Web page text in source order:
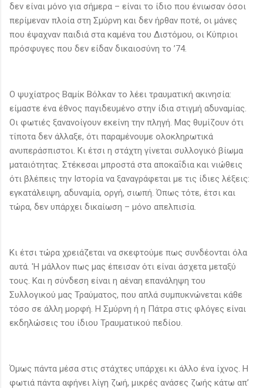
δεν είναι μόνο για σήμερα – είναι το ίδιο που ένιωσαν όσοι
περίμεναν πλοία στη Σμύρνη και δεν ήρθαν ποτέ, οι μάνες
που έψαχναν παιδιά στα καμένα του Διστόμου, οι Κύπριοι
πρόσφυγες που δεν είδαν δικαιοσύνη το ’74.
Ο ψυχίατρος Βαμίκ Βόλκαν το λέει τραυματική ακινησία:
είμαστε ένα έθνος παγιδευμένο στην ίδια στιγμή αδυναμίας.
Οι φωτιές ξανανοίγουν εκείνη την πληγή. Μας θυμίζουν ότι
τίποτα δεν άλλαξε, ότι παραμένουμε ολοκληρωτικά
ανυπεράσπιστοι. Κι έτσι η στάχτη γίνεται συλλογικό βίωμα
ματαιότητας. Στέκεσαι μπροστά στα αποκαΐδια και νιώθεις
ότι βλέπεις την Ιστορία να ξαναγράφεται με τις ίδιες λέξεις:
εγκατάλειψη, αδυναμία, οργή, σιωπή. Όπως τότε, έτσι και
τώρα, δεν υπάρχει δικαίωση – μόνο απελπισία.
Κι έτσι τώρα χρειάζεται να σκεφτούμε πως συνδέονται όλα
αυτά. 'Η μάλλον πως μας έπεισαν ότι είναι άσχετα μεταξύ
τους. Και η σύνδεση είναι η αέναη επανάληψη του
Συλλογικού μας Τραύματος, που απλά συμπυκνώνεται κάθε
τόσο σε άλλη μορφή. Η Σμύρνη ή η Πάτρα στις φλόγες είναι
εκδηλώσεις του ίδιου Τραυματικού πεδίου.
Όμως πάντα μέσα στις στάχτες υπάρχει κι άλλο ένα ίχνος. Η
φωτιά πάντα αφήνει λίγη ζωή, μικρές ανάσες ζωής κάτω απ’